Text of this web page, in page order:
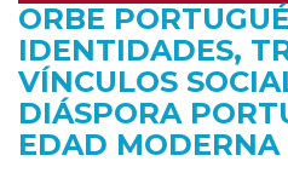
ORBE
IDENTIDADES,
VÍNCULOS
DIÁSPORA
EDAD MODERNA